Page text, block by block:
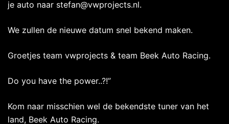
je auto naar stefan@vwprojects.nl.
We zullen de nieuwe datum snel bekend maken.
Groetjes team vwprojects & team Beek Auto Racing.
Do you have the power..?!”
Kom naar misschien wel de bekendste tuner van het
land, Beek Auto Racing.